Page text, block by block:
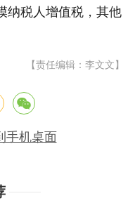
纳税人增值税，其他
【责任编辑：李文文】
手机桌面